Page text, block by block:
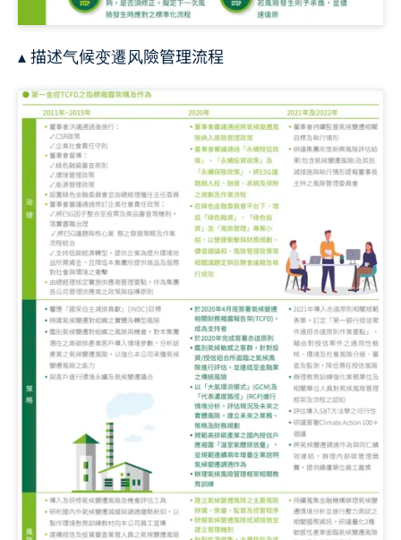
▴ 描述气候变遷风險管理流程